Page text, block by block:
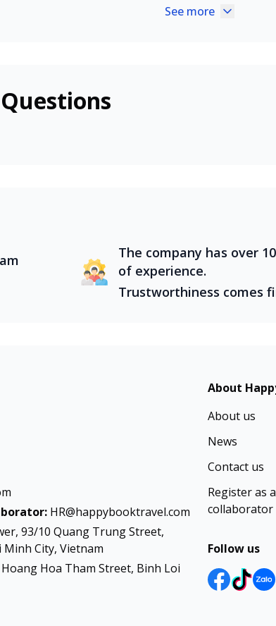
bãi biển miền Trung tuyệt đẹp, mỗi vùng đất
hóa đa dạng, là điểm đến lý tưởng cho những
See more
The company has over
of experience.
Trustworthiness comes
HR@happybooktravel.com
93/10 Quang Trung Street,
City, Vietnam
Hoa Tham Street, Binh Loi
About
About us
News
Contact us
Register as a
collaborator
Follow us